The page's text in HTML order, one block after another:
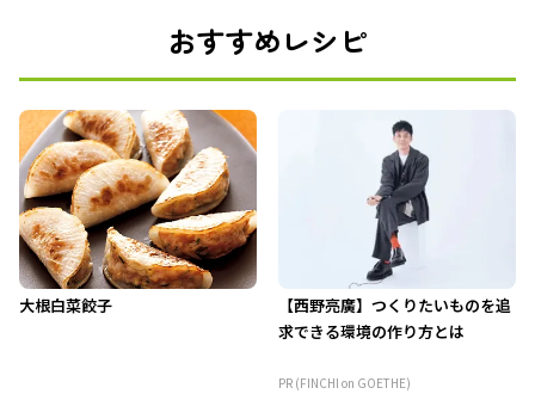
おすすめレシピ
大根白菜餃子
【西野亮廣】つくりたいものを追
求できる環境の作り方とは
PR (FINCHI on GOETHE)